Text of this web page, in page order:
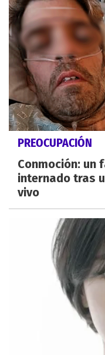
PREOCUPACIÓN
Conmoción: un
internado tras
vivo